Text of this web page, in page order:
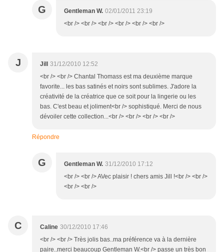
G Gentleman W. 02/01/2011 23:19
<br /> <br /> <br /> <br /> <br /> <br />
J Jill
31/12/2010 12:52
<br /> <br /> Chantal Thomass est ma deuxième marque
favorite... les bas satinés et noirs sont sublimes. J'adore la
créativité de la créatrice que ce soit pour la lingerie ou les
bas. C'est beau et joliment<br /> sophistiqué. Merci de nous
dévoiler cette collection...<br /> <br /> <br /> <br />
Répondre
G Gentleman W. 31/12/2010 17:12
<br /> <br /> AVec plaisir ! chers amis Jill !<br /> <br />
<br /> <br />
C Caline 30/12/2010 17:46
<br /> <br /> Très jolis bas..ma préférence va à la dernière
paire..merci beaucoup Gentleman W.<br /> passe un très bon